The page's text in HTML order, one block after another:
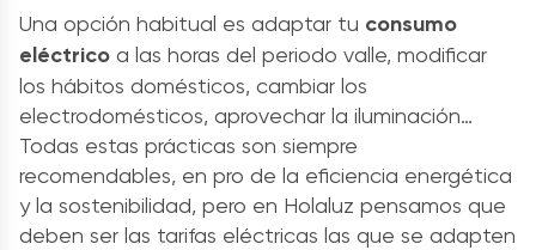
Una opción habitual es adaptar tu consumo
eléctrico a las horas del periodo valle, modificar
los hábitos domésticos, cambiar los
electrodomésticos, aprovechar la iluminación…
Todas estas prácticas son siempre
recomendables, en pro de la eficiencia energética
y la sostenibilidad, pero en Holaluz pensamos que
deben ser las tarifas eléctricas las que se adapten